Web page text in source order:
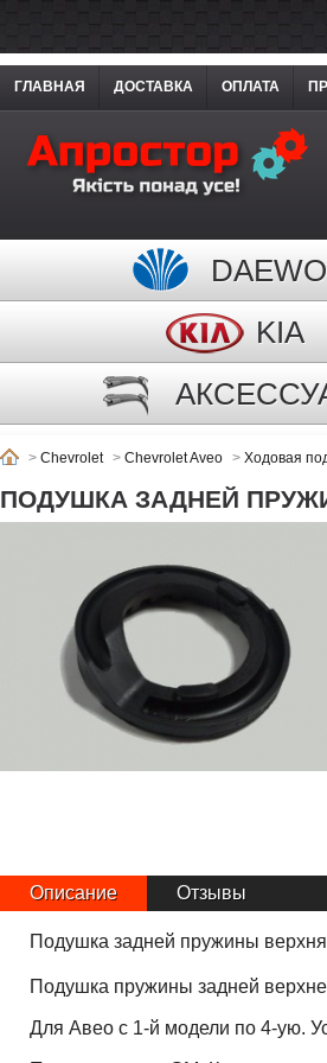
ГЛАВНАЯ ДОСТАВКА ОПЛАТА
KIA
> Chevrolet > Chevrolet Aveo > Ходовая
ПОДУШКА ЗАДНЕЙ
Описание Отзывы
Подушка задней пружины
Подушка пружины задней
Для Авео с 1-й модели по 4-ую.